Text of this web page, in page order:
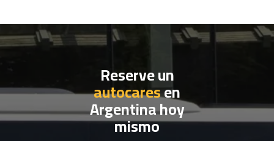
Reserve un
autocaresen
Argentina hoy
mismo